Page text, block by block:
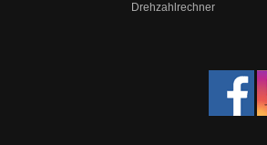
Drehzahlrechner